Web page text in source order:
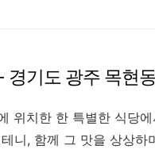
기도 광주 목현
위치한 한 특별한 식당
니, 함께 그 맛을 상상하